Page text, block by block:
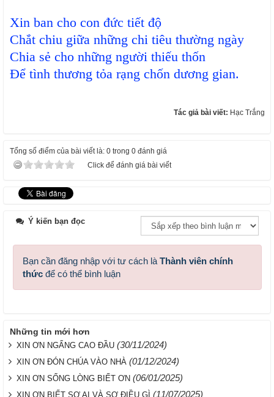
Xin ban cho con đức tiết độ
Chắt chiu giữa những chi tiêu thường ngày
Chia sẻ cho những người thiếu thốn
Để tình thương tỏa rạng chốn dương gian.
Tác giả bài viết: Hạc Trắng
Tổng số điểm của bài viết là: 0 trong 0 đánh giá
Click để đánh giá bài viết
Ý kiến bạn đọc
Bạn cần đăng nhập với tư cách làThành viên chính
thức để có thể bình luận
Những tin mới hơn
XIN ƠN NGẨNG CAO ĐẦU (30/11/2024)
XIN ƠN ĐÓN CHÚA VÀO NHÀ (01/12/2024)
XIN ƠN SỐNG LÒNG BIẾT ƠN (06/01/2025)
XIN ƠN BIẾT SỢ AI VÀ SỢ ĐIỀU GÌ (11/07/2025)